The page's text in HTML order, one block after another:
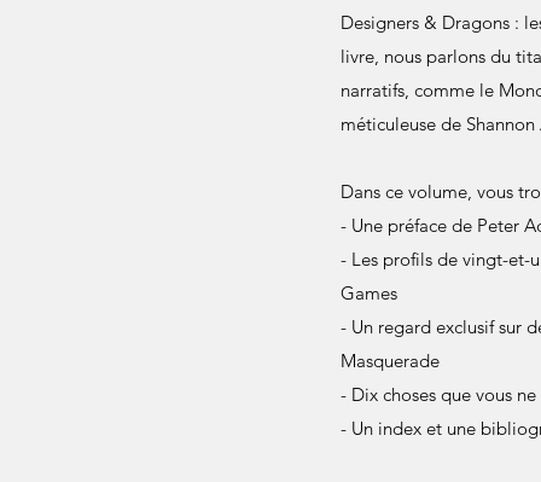
Designers & Dragons :
livre, nous parlons du
narratifs, comme le
méticuleuse de
Dans ce volume, vous
- Une préface de Peter
- Les profils de vingt-et-
Games
- Un regard exclusif sur
Masquerade
- Dix choses que vous
- Un index et une